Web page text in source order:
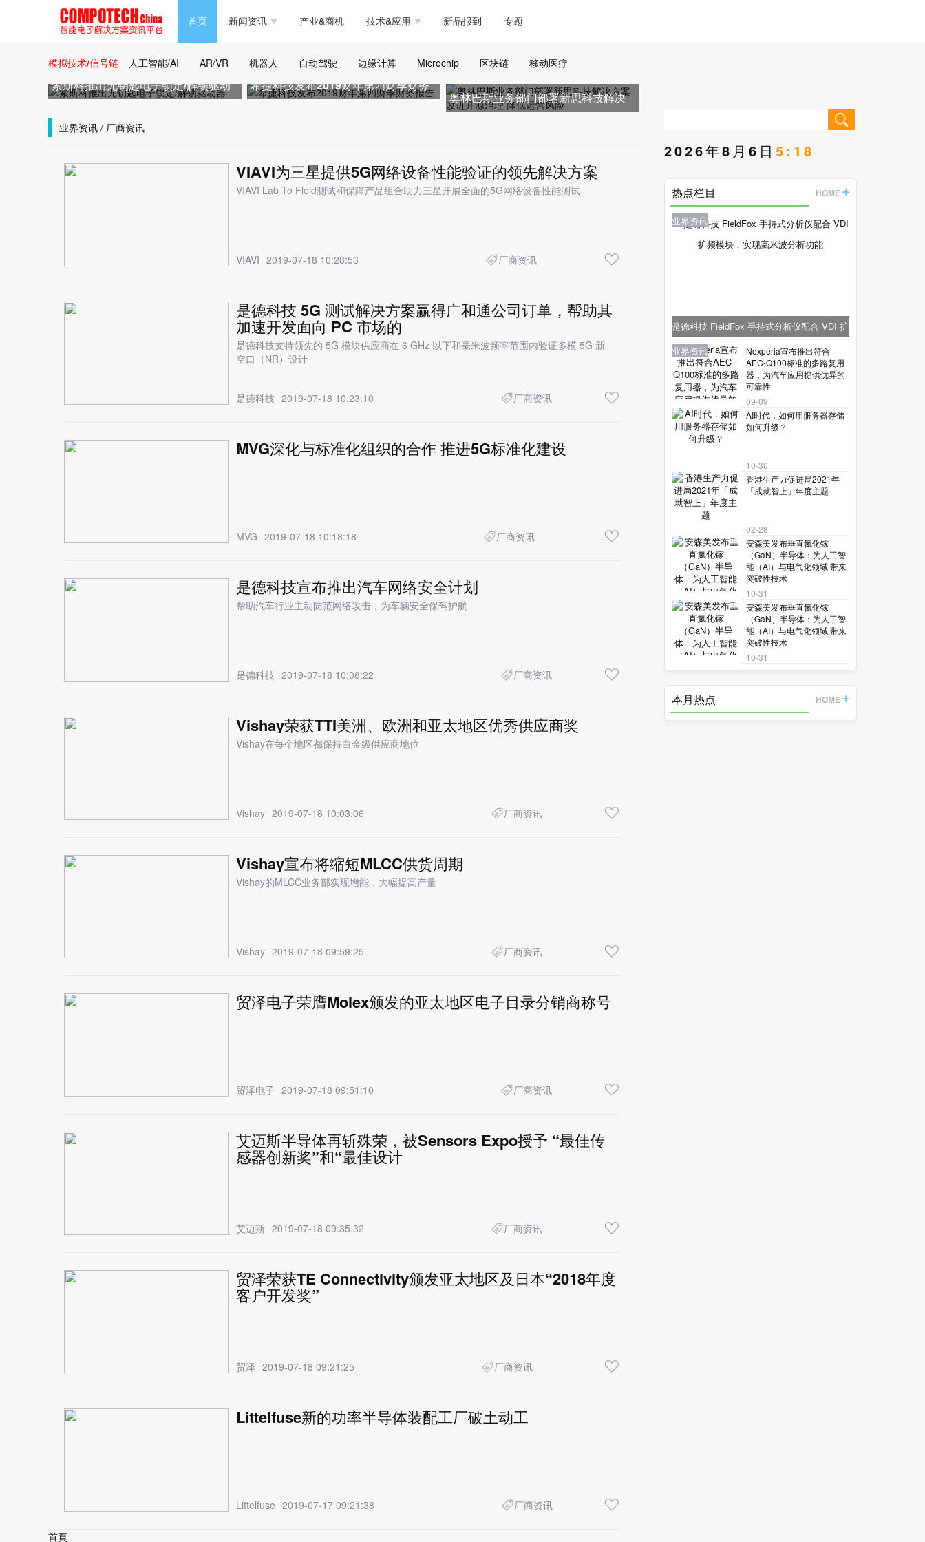
首页 新闻资讯
半导体/零组件 测试量测 通信/网络
PC/周边 软件/工具 医疗电子
大数据/云 边缘计算 存储
产业&商机 技术&应用
模拟技术/时钟 5G/射频/微波 工艺/制造/材料
存储 无线连接 LED
AR/VR/图像/3D 电源技术/信号链 接口
新品报到 专题
PC/周边 软件/工具 医疗电子
新能源 人工智能 安防监控
模拟技术/信号链
存储 无线连接 LED
安全 汽车 可穿戴
AI/人工智能 传感器技术
模拟技术/信号链 人工智能/AI AR/VR 机器人 自动驾驶 边缘计算 Microchip 区块链 移动医疗
索斯科推出无钥匙电子锁定/解锁驱动
希捷科技发布2019财年第四财季财务
奥林巴斯业务部门部署新思科技解决
业界资讯 / 厂商资讯
VIAVI为三星提供5G网络设备性能验证的领先解决方案
VIAVI Lab To Field测试和保障产品组合助力三星开展全面的5G网络设备性能测试
VIAVI 2019-07-18 10:28:53 厂商资讯
是德科技 5G 测试解决方案赢得广和通公司订单，帮助其
加速开发面向 PC 市场的
是德科技支持领先的 5G 模块供应商在 6 GHz 以下和毫米波频率范围内验证多模 5G 新
空口（NR）设计
是德科技 2019-07-18 10:23:10 厂商资讯
MVG深化与标准化组织的合作 推进5G标准化建设
MVG 2019-07-18 10:18:18 厂商资讯
是德科技宣布推出汽车网络安全计划
帮助汽车行业主动防范网络攻击，为车辆安全保驾护航
是德科技 2019-07-18 10:08:22 厂商资讯
Vishay荣获TTI美洲、欧洲和亚太地区优秀供应商奖
Vishay在每个地区都保持白金级供应商地位
Vishay 2019-07-18 10:03:06 厂商资讯
Vishay宣布将缩短MLCC供货周期
Vishay的MLCC业务部实现增能，大幅提高产量
Vishay 2019-07-18 09:59:25 厂商资讯
贸泽电子荣膺Molex颁发的亚太地区电子目录分销商称号
贸泽电子 2019-07-18 09:51:10 厂商资讯
艾迈斯半导体再斩殊荣，被Sensors Expo授予 “最佳传
感器创新奖”和“最佳设计
艾迈斯 2019-07-18 09:35:32 厂商资讯
贸泽荣获TE Connectivity颁发亚太地区及日本“2018年度
客户开发奖”
贸泽 2019-07-18 09:21:25 厂商资讯
Littelfuse新的功率半导体装配工厂破土动工
Littelfuse 2019-07-17 09:21:38 厂商资讯
首頁
2026年8月6日 5:18
热点栏目 HOME
业界资讯
是德科技 FieldFox 手持式分析仪配合 VDI 扩
频模块，实现毫米波分析功能
新品报到
Nexperia宣布推出符合
AEC-Q100标准的多路复用
器，为汽车应用提供优异的
可靠性
09-09
业界资讯
AI时代，如何用服务器存储
如何升级？
10-30
业界资讯
香港生产力促进局2021年
「成就智上」年度主题
02-28
业界资讯
安森美发布垂直氮化镓
（GaN）半导体：为人工智
能（AI）与电气化领域 带来
突破性技术
10-31
业界资讯
安森美发布垂直氮化镓
（GaN）半导体：为人工智
能（AI）与电气化领域 带来
突破性技术
10-31
本月热点 HOME